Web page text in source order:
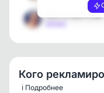
Моя открытка❤️
Кого
ℹ️ Подробнее